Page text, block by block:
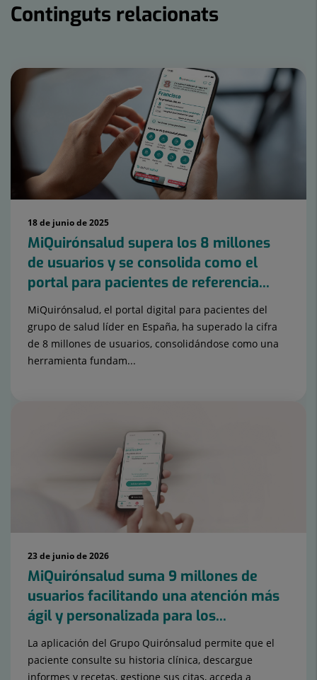
Continguts relacionats
18 de junio de 2025
MiQuirónsalud supera los 8 millones
de usuarios y se consolida como el
portal para pacientes de referencia...
MiQuirónsalud, el portal digital para pacientes del
grupo de salud líder en España, ha superado la cifra
de 8 millones de usuarios, consolidándose como una
herramienta fundam...
23 de junio de 2026
MiQuirónsalud suma 9 millones de
usuarios facilitando una atención más
ágil y personalizada para los...
La aplicación del Grupo Quirónsalud permite que el
paciente consulte su historia clínica, descargue
informes y recetas, gestione sus citas, acceda a